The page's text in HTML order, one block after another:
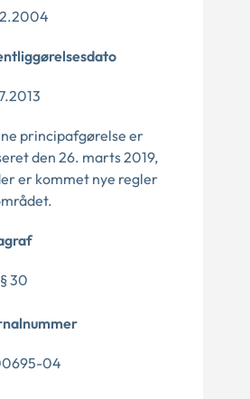
principafgørelse er
den 26. marts 2019,
er kommet nye regler
30
04